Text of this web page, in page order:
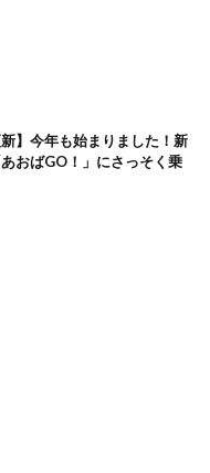
新】今年も始まりました！新
おばGO！」にさっそく乗